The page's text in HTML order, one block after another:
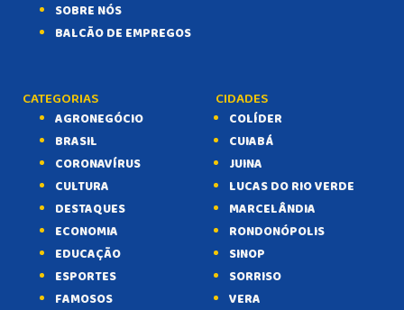
SOBRE NÓS
BALCÃO DE EMPREGOS
CATEGORIAS
AGRONEGÓCIO
BRASIL
CORONAVÍRUS
CULTURA
DESTAQUES
ECONOMIA
EDUCAÇÃO
ESPORTES
FAMOSOS
CIDADES
COLÍDER
CUIABÁ
JUINA
LUCAS DO RIO VERDE
MARCELÂNDIA
RONDONÓPOLIS
SINOP
SORRISO
VERA